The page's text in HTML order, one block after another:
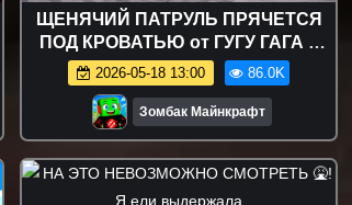
ЩЕНЯЧИЙ ПАТРУЛЬ ПРЯЧЕТСЯ
ПОД КРОВАТЬЮ от ГУГУ ГАГА в
МАЙНКРАФТ СЕКРЕТНАЯ БАЗА
2026-05-18 13:00 86.0K
Зомбак Майнкрафт